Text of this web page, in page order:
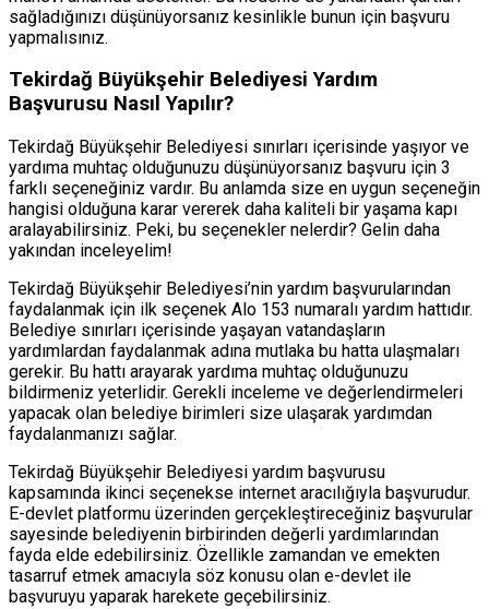
sağladığınızı düşünüyorsanız kesinlikle bunun için başvuru
yapmalısınız.
Tekirdağ Büyükşehir Belediyesi Yardım
Başvurusu Nasıl Yapılır?
Tekirdağ Büyükşehir Belediyesi sınırları içerisinde yaşıyor ve
yardıma muhtaç olduğunuzu düşünüyorsanız başvuru için 3
farklı seçeneğiniz vardır. Bu anlamda size en uygun seçeneğin
hangisi olduğuna karar vererek daha kaliteli bir yaşama kapı
aralayabilirsiniz. Peki, bu seçenekler nelerdir? Gelin daha
yakından inceleyelim!
Tekirdağ Büyükşehir Belediyesi’nin yardım başvurularından
faydalanmak için ilk seçenek Alo 153 numaralı yardım hattıdır.
Belediye sınırları içerisinde yaşayan vatandaşların
yardımlardan faydalanmak adına mutlaka bu hatta ulaşmaları
gerekir. Bu hattı arayarak yardıma muhtaç olduğunuzu
bildirmeniz yeterlidir. Gerekli inceleme ve değerlendirmeleri
yapacak olan belediye birimleri size ulaşarak yardımdan
faydalanmanızı sağlar.
Tekirdağ Büyükşehir Belediyesi yardım başvurusu
kapsamında ikinci seçenekse internet aracılığıyla başvurudur.
E-devlet platformu üzerinden gerçekleştireceğiniz başvurular
sayesinde belediyenin birbirinden değerli yardımlarından
fayda elde edebilirsiniz. Özellikle zamandan ve emekten
tasarruf etmek amacıyla söz konusu olan e-devlet ile
başvuruyu yaparak harekete geçebilirsiniz.